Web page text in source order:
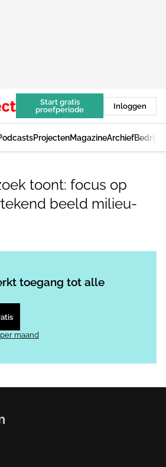
Start gratis
proefperiode
Inloggen
ProjectenMagazineArchief
toont: focus op
beeld milieu-
toegang tot alle
maand